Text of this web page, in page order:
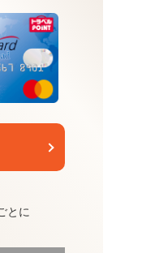
とに